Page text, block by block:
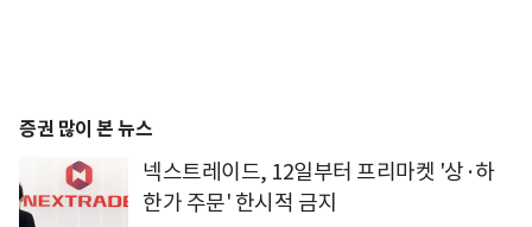
증권 많이 본 뉴스
넥스트레이드, 12일부터 프리마켓 '상·하
한가 주문' 한시적 금지